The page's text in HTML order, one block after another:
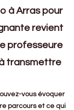
à Arras pour
revient
professeure
à transmettre
vous évoquer
parcours et ce qui